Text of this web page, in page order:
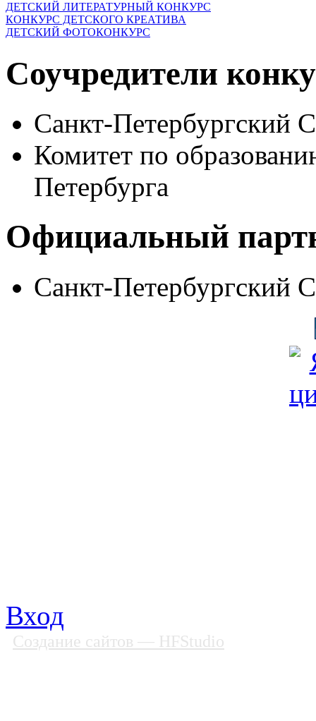
ДЕТСКИЙ ЛИТЕРАТУРНЫЙ КОНКУРС
КОНКУРС ДЕТСКОГО КРЕАТИВА
ДЕТСКИЙ ФОТОКОНКУРС
Соучредители
Санкт-Петербургский
Комитет по
Петербурга
Официальный
Санкт-Петербургский
Вход
Создание сайтов — HFStudio